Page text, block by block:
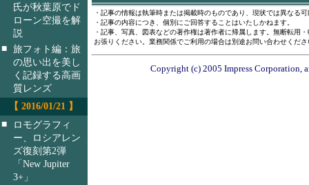
氏が秋葉原でド
ローン空撮を解
説
■ 旅フォト編：旅
の思い出を美し
く記録する高画
質レンズ
【 2016/01/21 】
■
ロモグラフィ
ー、ロシアレン
ズ復刻第2弾
「New Jupiter
3+」
・記事の情報は執筆時または掲載時のものであり、現状では異なる
・記事の内容につき、個別にご回答することはいたしかねます。
・記事、写真、図表などの著作権は著作者に帰属します。無断転用
お張りください。業務関係でご利用の場合は別途お問い合わせくださ
Copyright (c) 2005 Impress Corporation,